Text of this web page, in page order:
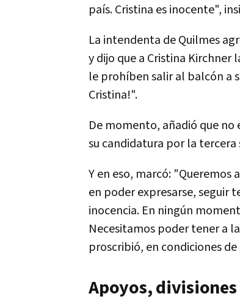
país. Cristina es inocente",
La intendenta de Quilmes
y dijo que a Cristina Kirchner
le prohíben salir al balcón a
Cristina!".
De momento, añadió que
su candidatura por la
Y en eso, marcó:
en poder expresarse, seguir
inocencia. En ningún
Necesitamos poder tener a
proscribió, en condiciones
Apoyos,